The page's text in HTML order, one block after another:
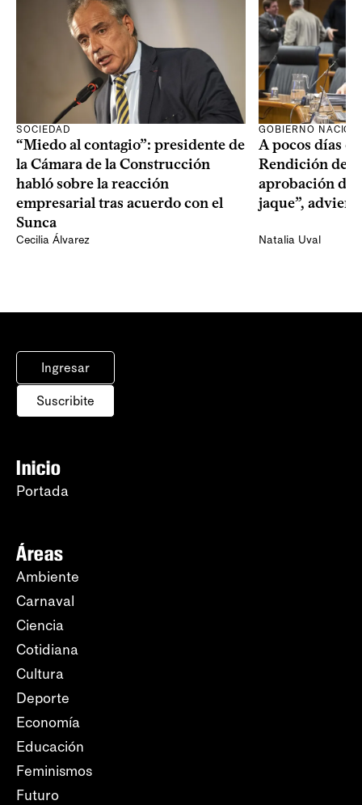
SOCIEDAD
“Miedo al contagio”: presidente de
la Cámara de la Construcción
habló sobre la reacción
empresarial tras acuerdo con el
Sunca
Cecilia Álvarez
GOBIERNO
A pocos días
Rendición de
aprobación del
jaque”,
Natalia Uval
Ingresar
Suscribite
Inicio
Portada
Áreas
Ambiente
Carnaval
Ciencia
Cotidiana
Cultura
Deporte
Economía
Educación
Feminismos
Futuro